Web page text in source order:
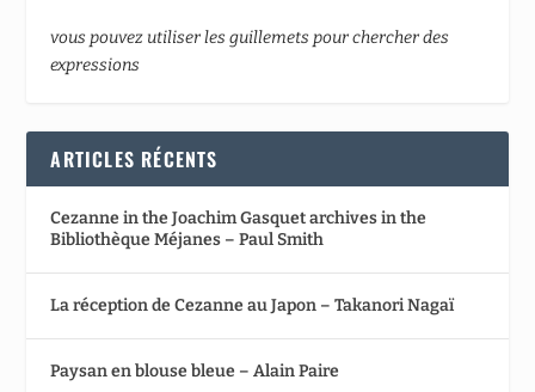
vous pouvez utiliser les guillemets pour chercher des
expressions
ARTICLES RÉCENTS
Cezanne in the Joachim Gasquet archives in the
Bibliothèque Méjanes – Paul Smith
La réception de Cezanne au Japon – Takanori Nagaï
Paysan en blouse bleue – Alain Paire